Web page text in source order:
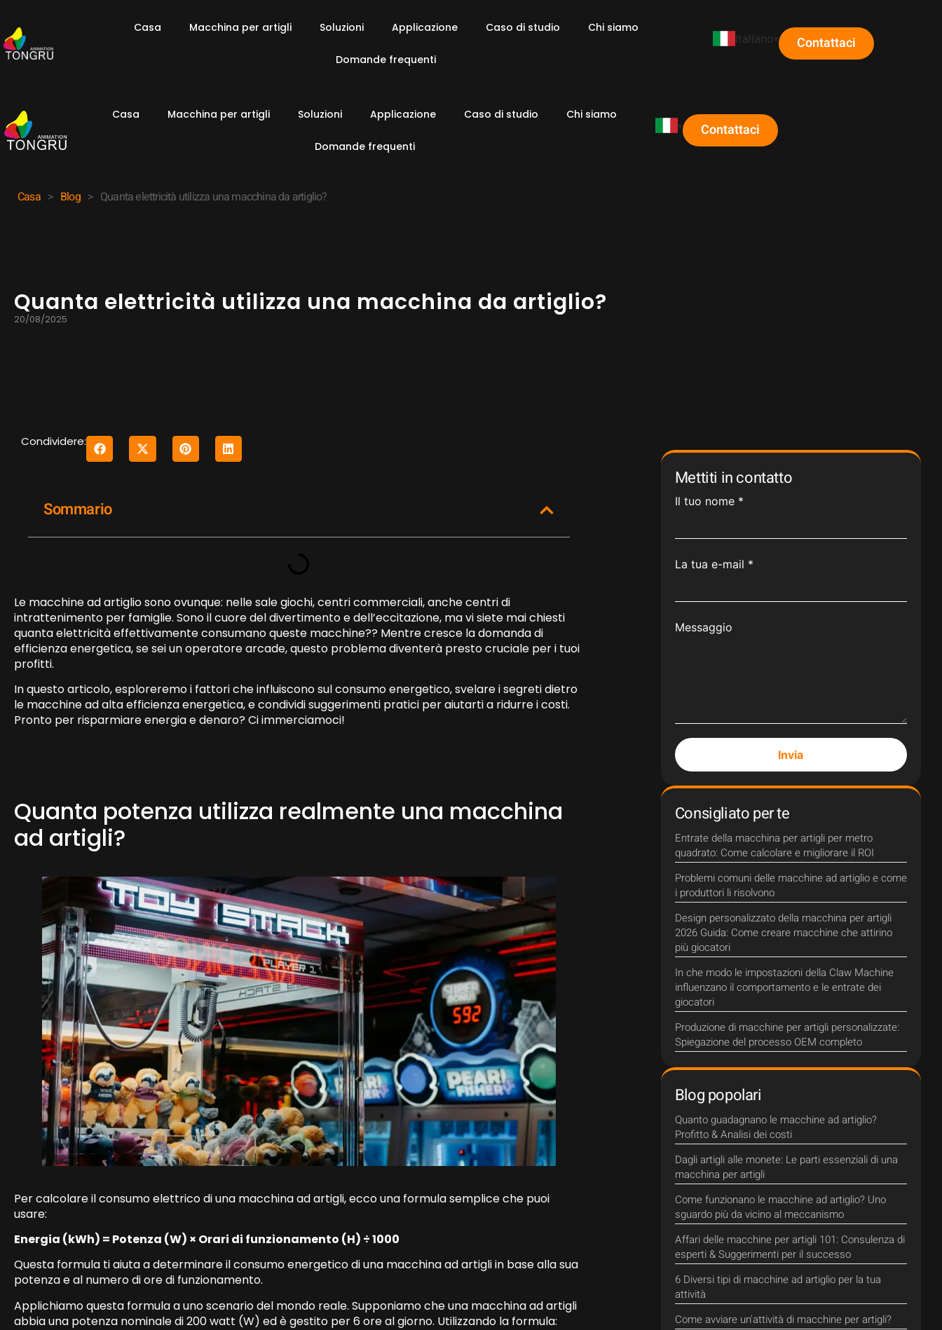
Casa Macchina per artigli Soluzioni Applicazione Caso di studio Chi siamo
Domande frequenti
Italiano Contattaci
Casa Macchina per artigli Soluzioni Applicazione Caso di studio Chi siamo
Domande frequenti
Contattaci
Casa > Blog > Quanta elettricità utilizza una macchina da artiglio?
Quanta elettricità utilizza una macchina da artiglio?
20/08/2025
Condividere:
Sommario
Le macchine ad artiglio sono ovunque: nelle sale giochi, centri commerciali, anche centri di
intrattenimento per famiglie. Sono il cuore del divertimento e dell’eccitazione, ma vi siete mai chiesti
quanta elettricità effettivamente consumano queste macchine?? Mentre cresce la domanda di
efficienza energetica, se sei un operatore arcade, questo problema diventerà presto cruciale per i tuoi
profitti.
In questo articolo, esploreremo i fattori che influiscono sul consumo energetico, svelare i segreti dietro
le macchine ad alta efficienza energetica, e condividi suggerimenti pratici per aiutarti a ridurre i costi.
Pronto per risparmiare energia e denaro? Ci immerciamoci!
Quanta potenza utilizza realmente una macchina
ad artigli?
Per calcolare il consumo elettrico di una macchina ad artigli, ecco una formula semplice che puoi
usare:
Energia (kWh) = Potenza (W) × Orari di funzionamento (H) ÷ 1000
Questa formula ti aiuta a determinare il consumo energetico di una macchina ad artigli in base alla sua
potenza e al numero di ore di funzionamento.
Applichiamo questa formula a uno scenario del mondo reale. Supponiamo che una macchina ad artigli
abbia una potenza nominale di 200 watt (W) ed è gestito per 6 ore al giorno. Utilizzando la formula:
Mettiti in contatto
Il tuo nome *
La tua e-mail *
Messaggio
Invia
Consigliato per te
Entrate della macchina per artigli per metro
quadrato: Come calcolare e migliorare il ROI
Problemi comuni delle macchine ad artiglio e come
i produttori li risolvono
Design personalizzato della macchina per artigli
2026 Guida: Come creare macchine che attirino
più giocatori
In che modo le impostazioni della Claw Machine
influenzano il comportamento e le entrate dei
giocatori
Produzione di macchine per artigli personalizzate:
Spiegazione del processo OEM completo
Blog popolari
Quanto guadagnano le macchine ad artiglio?
Profitto & Analisi dei costi
Dagli artigli alle monete: Le parti essenziali di una
macchina per artigli
Come funzionano le macchine ad artiglio? Uno
sguardo più da vicino al meccanismo
Affari delle macchine per artigli 101: Consulenza di
esperti & Suggerimenti per il successo
6 Diversi tipi di macchine ad artiglio per la tua
attività
Come avviare un'attività di macchine per artigli?